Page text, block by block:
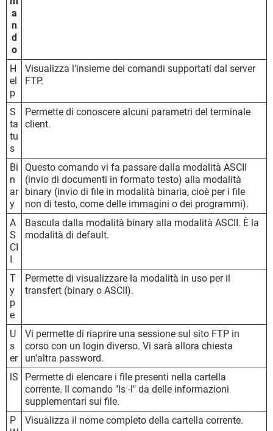
a
n
d
o
H
el
p
Visualizza l'insieme dei comandi supportati dal server
FTP.
S
ta
tu
s
Permette di conoscere alcuni parametri del terminale
client.
Bi
n
ar
y
Questo comando vi fa passare dalla modalità ASCII
(invio di documenti in formato testo) alla modalità
binary (invio di file in modalità binaria, cioè per i file
non di testo, come delle immagini o dei programmi).
A
S
CI
I
Bascula dalla modalità binary alla modalità ASCII. È la
modalità di default.
T
y
p
e
Permette di visualizzare la modalità in uso per il
transfert (binary o ASCII).
U
s
er
Vi permette di riaprire una sessione sul sito FTP in
corso con un login diverso. Vi sarà allora chiesta
un'altra password.
lS
Permette di elencare i file presenti nella cartella
corrente. Il comando "ls -l" da delle informazioni
supplementari sui file.
P
Visualizza il nome completo della cartella corrente.